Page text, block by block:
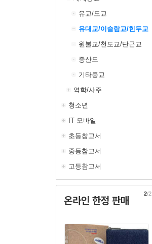
유교/도교
유대교/이슬람교/힌두교
원불교/천도교/단군교
증산도
기타종교
역학/사주
청소년
IT 모바일
초등참고서
중등참고서
고등참고서
온라인 한정 판매
2/2